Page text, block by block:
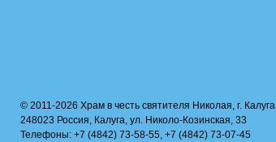
© 2011-2026 Храм в честь святителя Николая, г. Калуга
248023 Россия, Калуга, ул. Николо-Козинская, 33
Телефоны: +7 (4842) 73-58-55, +7 (4842) 73-07-45